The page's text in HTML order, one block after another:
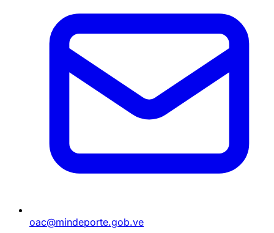
oac@mindeporte.gob.ve